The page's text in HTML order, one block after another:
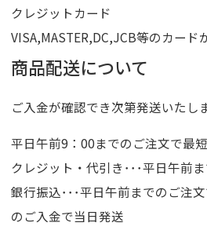
クレジットカード
VISA,MASTER,DC,JCB等のカード
商品配送について
ご入金が確認でき次第発送いたしま
平日午前9：00までのご注文で最
クレジット・代引き･･･平日午前
銀行振込･･･平日午前までのご注
のご入金で当日発送